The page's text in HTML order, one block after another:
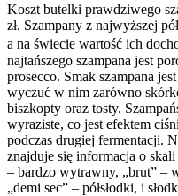
Koszt butelki prawdziwego
zł. Szampany z najwyższej
a na świecie wartość ich
najtańszego szampana jest
prosecco. Smak szampana
wyczuć w nim zarówno
biszkopty oraz tosty.
wyraziste, co jest efektem
podczas drugiej fermentacji.
znajduje się informacja o
– bardzo wytrawny, „brut” –
„demi sec” – półsłodki, i